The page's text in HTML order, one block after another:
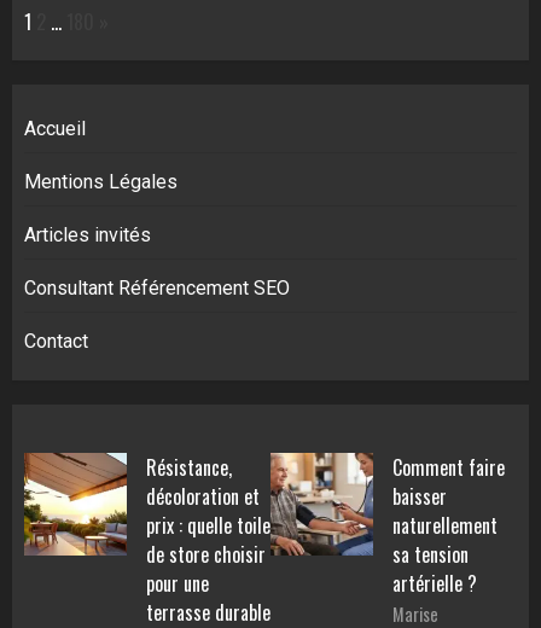
Page:
1 …
Accueil
Mentions Légales
Articles invités
Consultant Référencement SEO
Contact
Résistance,
décoloration et
prix : quelle toile
de store choisir
pour une
terrasse durable
Comment faire
baisser
naturellement
sa tension
artérielle ?
Marise